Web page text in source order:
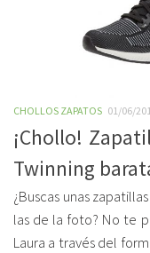
CHOLLOS ZAPATOS 01/06/
¡Chollo!
Twinning
¿Buscas unas
las de la foto? No te
Laura a través del